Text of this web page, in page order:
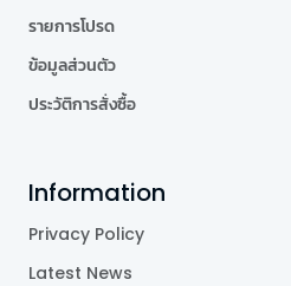
รายการโปรด
ข้อมูลส่วนตัว
ประวัติการสั่งซื้อ
Information
Privacy Policy
Latest News